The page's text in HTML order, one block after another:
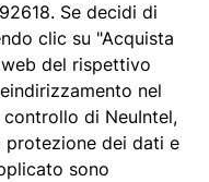
Se decidi di
clic su "Acquista
del rispettivo
nel
di NeuIntel,
protezione dei dati e
sono